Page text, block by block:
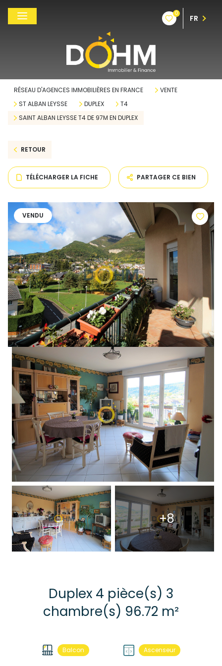
0
FR
RÉSEAU D'AGENCES IMMOBILIÈRES EN FRANCE
VENTE
ST ALBAN LEYSSE
DUPLEX
T4
SAINT ALBAN LEYSSE T4 DE 97M EN DUPLEX
RETOUR
TÉLÉCHARGER LA FICHE PARTAGER CE BIEN
VENDU
+8
Duplex 4 pièce(s) 3
chambre(s) 96.72 m²
Balcon Ascenseur